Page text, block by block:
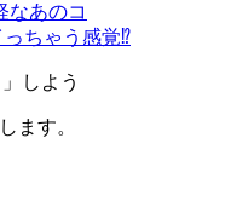
なあのコ
ちゃう感覚⁉
しよう
ます。